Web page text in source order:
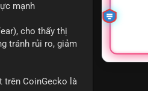
mạnh
cho thấy thị
tránh rủi ro, giảm
trên CoinGecko là